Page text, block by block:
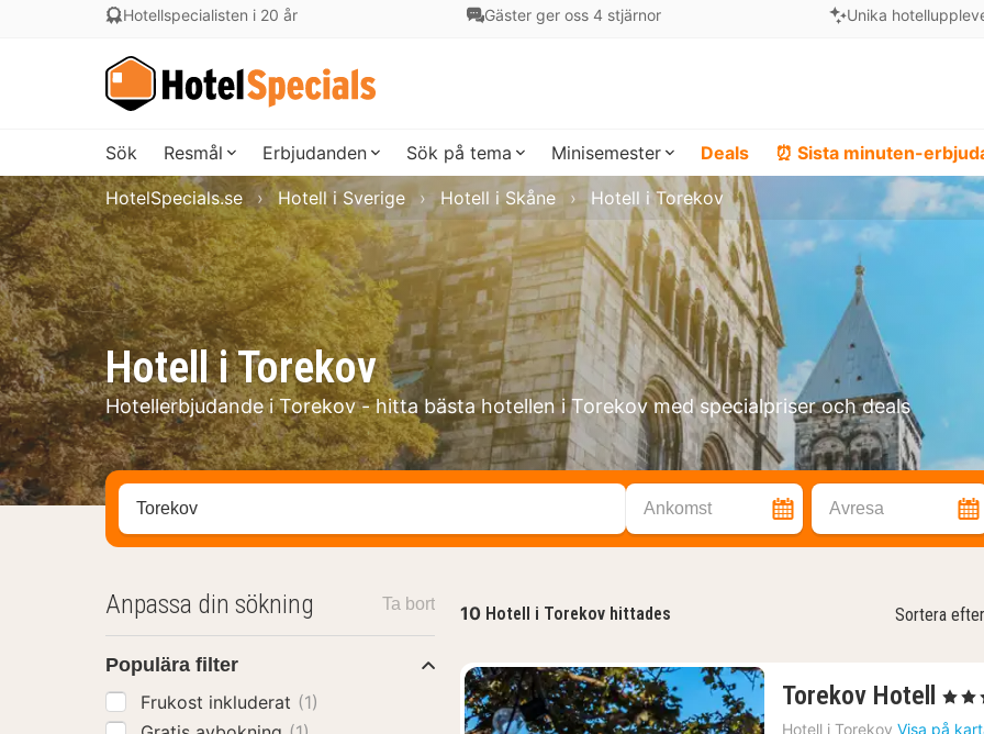
Hotellspecialisten i 20 år Gäster ger oss 4 stjärnor Unika
Sök Resmål Erbjudanden Sök på tema Minisemester Deals ⏰ Sista minuten-
Hotell i Torekov
Hotellerbjudande i Torekov - hitta bästa hotellen i Torekov med specialpriser och deals
HotelSpecials.se Hotell i Sverige Hotell i Skåne Hotell i Torekov
Sök efter hotell, område eller stad Ankomst Avresa
10 Hotell i Torekov hittades Sortera efter
Torekov Hotell
1
natt
, 4
Hotell i Torekov Visa på
Anpassa din sökning Ta bort
Populära filter
Frukost inkluderat (1)